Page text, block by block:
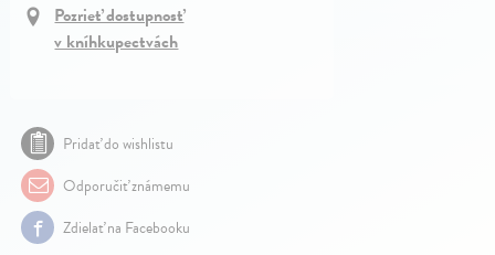
Pozrieť dostupnosť
v kníhkupectvách
Pridať do wishlistu
Odporučiť známemu
Zdielať na Facebooku